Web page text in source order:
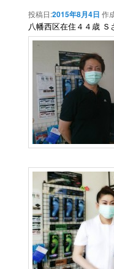
投稿日:2015年8月4日 作
八幡西区在住４４歳 Ｓ